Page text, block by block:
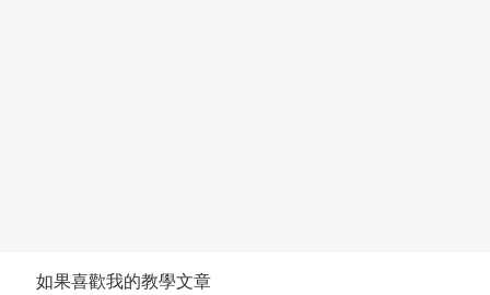
如果喜歡我的教學文章